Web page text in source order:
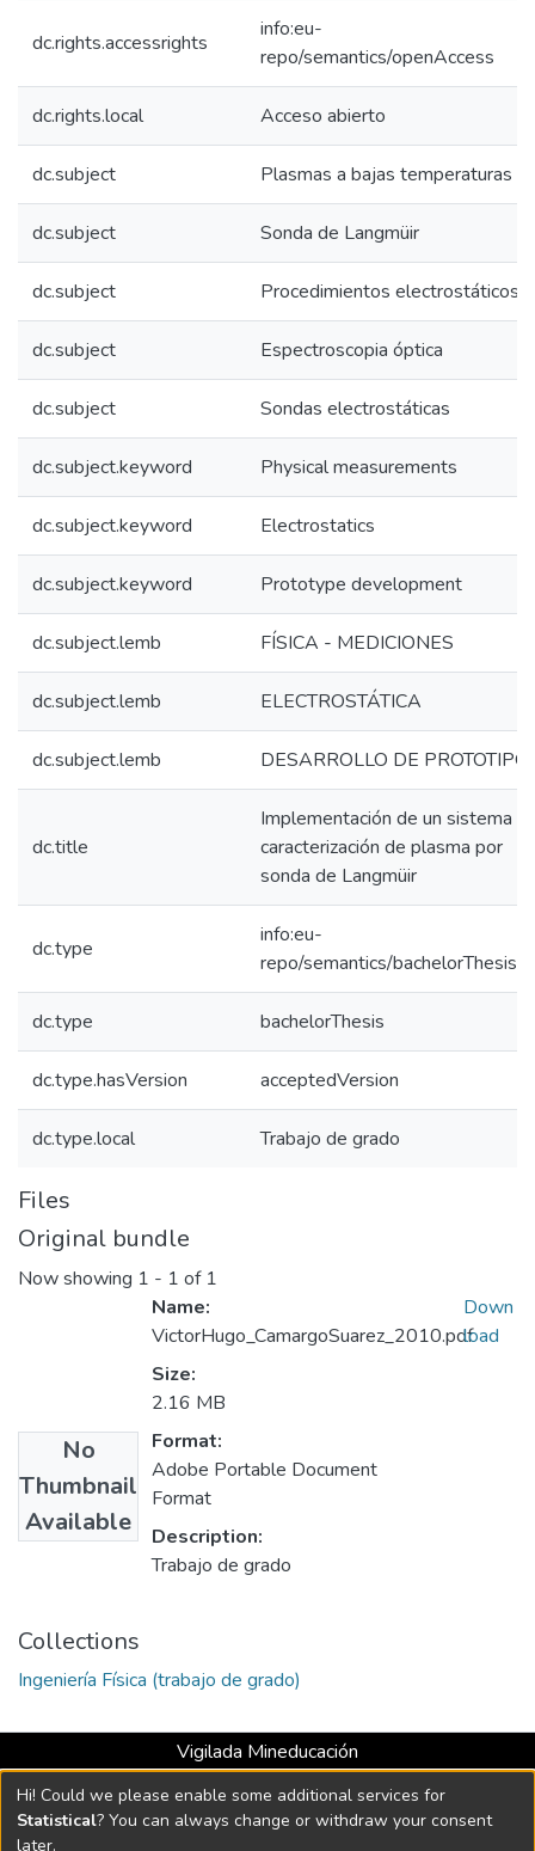
dc.rights.accessrights
info:eu-
repo/semantics/openAccess
dc.rights.local Acceso abierto
dc.subject Plasmas a bajas temperaturas
dc.subject Sonda de Langmüir
dc.subject Procedimientos electrostáticos
dc.subject Espectroscopia óptica
dc.subject Sondas electrostáticas
dc.subject.keyword Physical measurements
dc.subject.keyword Electrostatics
dc.subject.keyword Prototype development
dc.subject.lemb FÍSICA - MEDICIONES
dc.subject.lemb ELECTROSTÁTICA
dc.subject.lemb DESARROLLO DE
dc.title
Implementación de un sistema
caracterización de plasma por
sonda de Langmüir
dc.type
info:eu-
repo/semantics/bachelorThesis
dc.type bachelorThesis
dc.type.hasVersion acceptedVersion
dc.type.local Trabajo de grado
Files
Original bundle
Now showing 1 - 1 of 1
No
Thumbnail
Available
Name:
VictorHugo_CamargoSuarez_2010.pdf
Size:
2.16 MB
Format:
Adobe Portable Document
Format
Description:
Trabajo de grado
Down
load
Collections
Ingeniería Física (trabajo de grado)
Vigilada Mineducación
Universidad con Acreditación Institucional hasta 2026 -
Resolución MEN 2158 de 2018
Hi! Could we please enable some additional services for
Statistical? You can always change or withdraw your consent
later.